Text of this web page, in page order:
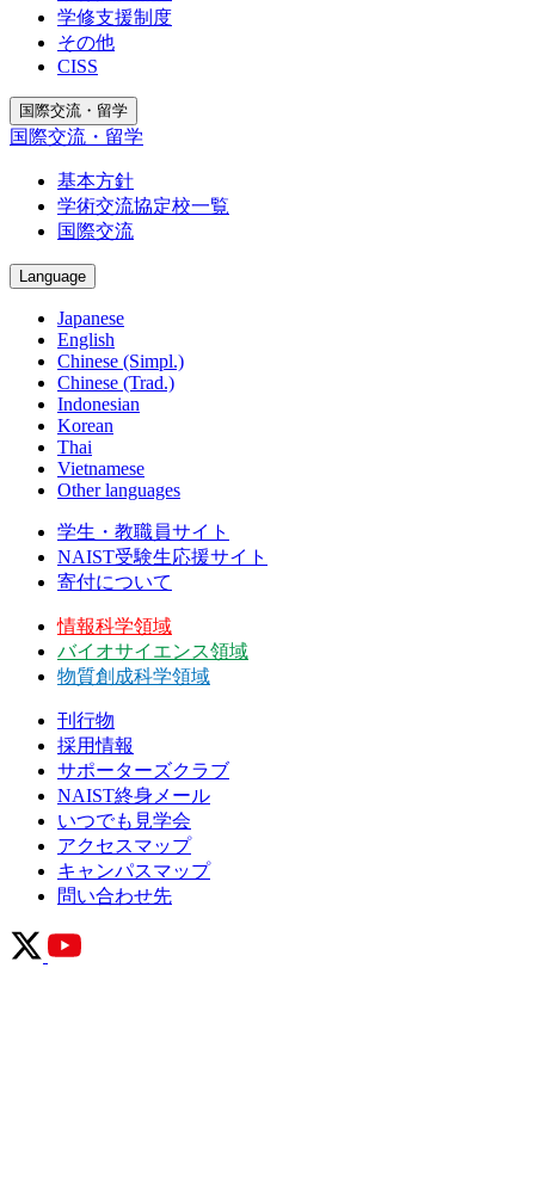
学修支援制度
その他
CISS
国際交流・留学
国際交流・留学
基本方針
学術交流協定校一覧
国際交流
Language
Japanese
English
Chinese (Simpl.)
Chinese (Trad.)
Indonesian
Korean
Thai
Vietnamese
Other languages
学生・教職員サイト
NAIST受験生応援サイト
寄付について
情報科学領域
バイオサイエンス領域
物質創成科学領域
刊行物
採用情報
サポーターズクラブ
NAIST終身メール
いつでも見学会
アクセスマップ
キャンパスマップ
問い合わせ先